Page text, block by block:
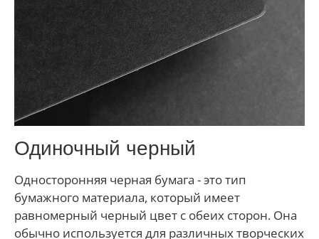
Одиночный черный
Односторонняя черная бумага - это тип
бумажного материала, который имеет
равномерный черный цвет с обеих сторон. Она
обычно используется для различных творческих